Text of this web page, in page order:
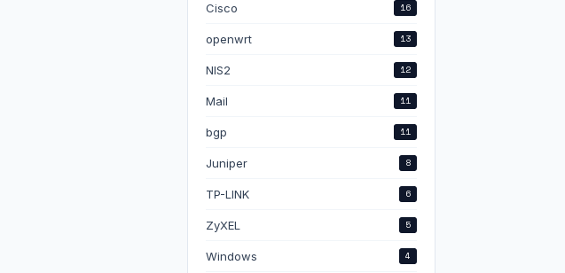
Cisco 16
openwrt 13
NIS2 12
Mail 11
bgp 11
Juniper 8
TP-LINK 6
ZyXEL 5
Windows 4